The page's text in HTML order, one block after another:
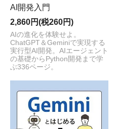
AI開発入門
2,860円(税260円)
AIの進化を体験せよ。
ChatGPT＆Geminiで実現する
実行型AI開発。AIエージェント
の基礎からPython開発まで学
ぶ336ページ。